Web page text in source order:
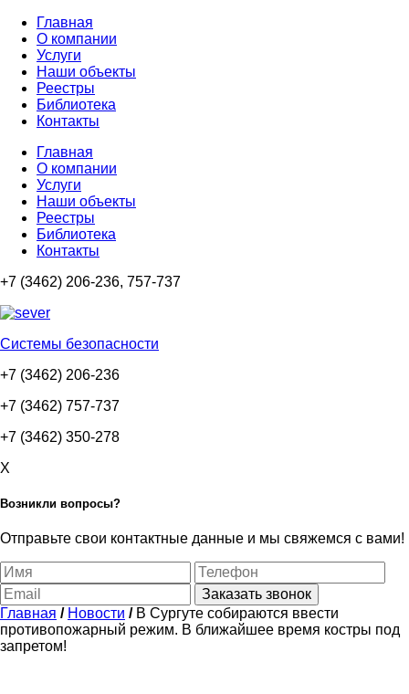
Главная
О компании
Услуги
Наши объекты
Реестры
Библиотека
Контакты
Главная
О компании
Услуги
Наши объекты
Реестры
Библиотека
Контакты
+7 (3462) 206-236, 757-737
Cистемы безопасности
+7 (3462) 206-236
+7 (3462) 757-737
+7 (3462) 350-278
X
Возникли вопросы?
Отправьте свои контактные данные и мы свяжемся с вами!
Заказать звонок
Главная / Новости /В Сургуте собираются ввести
противопожарный режим. В ближайшее время костры под
запретом!